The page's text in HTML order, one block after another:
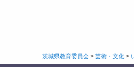
茨城県教育委員会 > 芸術・文化 >